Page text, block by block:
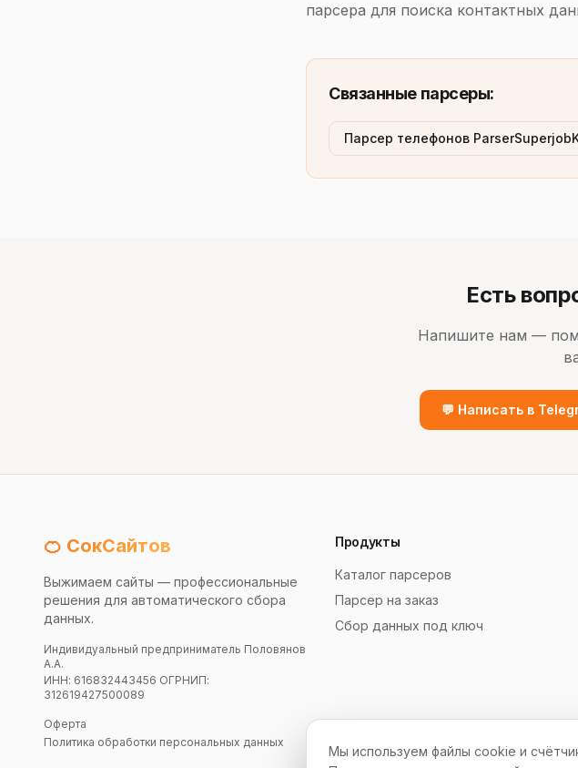
парсера для поиска контактных
Связанные парсеры:
Парсер телефонов
Есть
Напишите нам —
💬 Написать в
🍊 СокСайтов
Выжимаем сайты — профессиональные
решения для автоматического сбора
данных.
Индивидуальный предприниматель Половянов
А.А.
ИНН: 616832443456 ОГРНИП:
312619427500089
Оферта
Политика обработки персональных данных
Продукты
Каталог парсеров
Парсер на заказ
Сбор данных под ключ
Мы используем файлы cookie и